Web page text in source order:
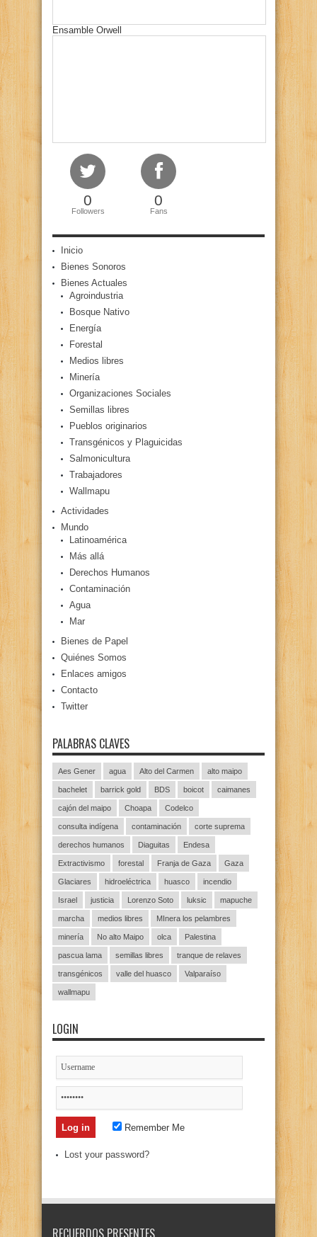
Ensamble Orwell
0
Followers
0
Fans
Inicio
Bienes Sonoros
Bienes Actuales
Agroindustria
Bosque Nativo
Energía
Forestal
Medios libres
Minería
Organizaciones Sociales
Semillas libres
Pueblos originarios
Transgénicos y Plaguicidas
Salmonicultura
Trabajadores
Wallmapu
Actividades
Mundo
Latinoamérica
Más allá
Derechos Humanos
Contaminación
Agua
Mar
Bienes de Papel
Quiénes Somos
Enlaces amigos
Contacto
Twitter
PALABRAS CLAVES
Aes Gener agua Alto del Carmen alto maipo
bachelet barrick gold BDS boicot caimanes
cajón del maipo Choapa Codelco
consulta indígena contaminación corte suprema
derechos humanos Diaguitas Endesa
Extractivismo forestal Franja de Gaza Gaza
Glaciares hidroeléctrica huasco incendio
Israel justicia Lorenzo Soto luksic mapuche
marcha medios libres MInera los pelambres
minería No alto Maipo olca Palestina
pascua lama semillas libres tranque de relaves
transgénicos valle del huasco Valparaíso
wallmapu
LOGIN
Remember Me
Lost your password?
RECUERDOS PRESENTES